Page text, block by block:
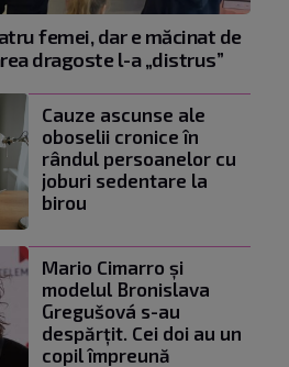
femei, dar e măcinat de
dragoste l-a „distrus”
Cauze ascunse ale
oboselii cronice în
rândul persoanelor cu
joburi sedentare la
birou
Mario Cimarro și
modelul Bronislava
Gregušová s-au
despărțit. Cei doi au un
copil împreună